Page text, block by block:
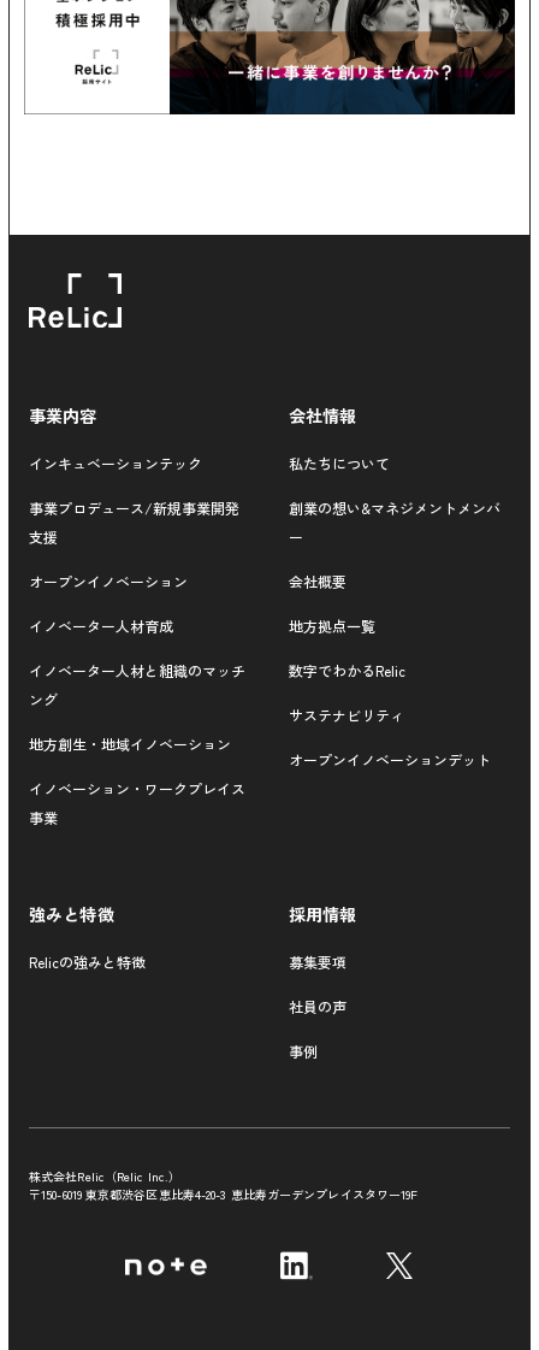
事業内容
インキュベーションテック
事業プロデュース/新規事業開発
支援
オープンイノベーション
イノベーター人材育成
イノベーター人材と組織のマッチ
ング
地方創生・地域イノベーション
イノベーション・ワークプレイス
事業
強みと特徴
Relicの強みと特徴
会社情報
私たちについて
創業の想い&マネジメントメンバ
ー
会社概要
地方拠点一覧
数字でわかるRelic
サステナビリティ
オープンイノベーションデット
採用情報
募集要項
社員の声
事例
株式会社Relic（Relic Inc.）
〒150-6019 東京都渋谷区恵比寿4-20-3 恵比寿ガーデンプレイスタワー19F